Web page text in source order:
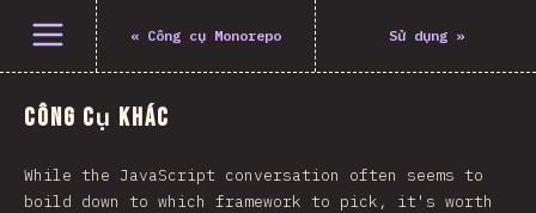
Mở menu « Công cụ Monorepo Sử dụng»
Công cụ khác
While the JavaScript conversation often seems to
boild down to which framework to pick, it's worth